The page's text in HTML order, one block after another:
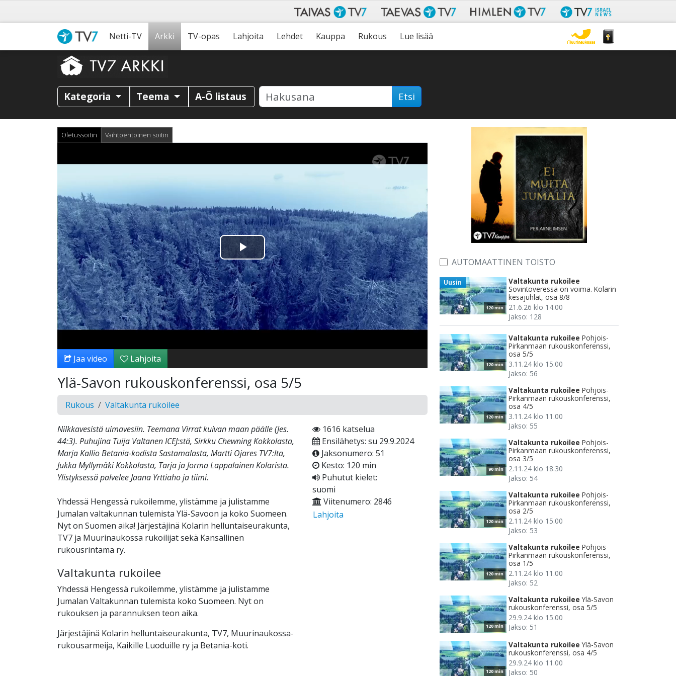
Netti-TV Arkki TV-opas Lahjoita Lehdet Kauppa Rukous Lue lisää
Kategoria Teema A-Ö listaus Etsi
Oletussoitin Vaihtoehtoinen soitin
Toista
Video
Jaa video Lahjoita
Ylä-Savon rukouskonferenssi, osa 5/5
Rukous Valtakunta rukoilee
Nilkkavesistä uimavesiin. Teemana Virrat kuivan maan päälle (Jes.
44:3). Puhujina Tuija Valtanen ICEJ:stä, Sirkku Chewning Kokkolasta,
Marja Kallio Betania-kodista Sastamalasta, Martti Ojares TV7:lta,
Jukka Myllymäki Kokkolasta, Tarja ja Jorma Lappalainen Kolarista.
Ylistyksessä palvelee Jaana Yrttiaho ja tiimi.
Yhdessä Hengessä rukoilemme, ylistämme ja julistamme
Jumalan valtakunnan tulemista Ylä-Savoon ja koko Suomeen.
Nyt on Suomen aika! Järjestäjinä Kolarin helluntaiseurakunta,
TV7 ja Muurinaukossa rukoilijat sekä Kansallinen
rukousrintama ry.
Valtakunta rukoilee
Yhdessä Hengessä rukoilemme, ylistämme ja julistamme
Jumalan Valtakunnan tulemista koko Suomeen. Nyt on
rukouksen ja parannuksen teon aika.
Järjestäjinä Kolarin helluntaiseurakunta, TV7, Muurinaukossa-
rukousarmeija, Kaikille Luoduille ry ja Betania-koti.
1616 katselua
Ensilähetys: su 29.9.2024
Jaksonumero: 51
Kesto: 120 min
Puhutut kielet:
suomi
Viitenumero: 2846
Lahjoita
AUTOMAATTINEN TOISTO
120 min
Uusin
Valtakunta rukoilee
Sovintoveressä on voima. Kolarin
kesäjuhlat, osa 8/8
21.6.26 klo 14.00
Jakso: 128
120 min
Valtakunta rukoilee Pohjois-
Pirkanmaan rukouskonferenssi,
osa 5/5
3.11.24 klo 15.00
Jakso: 56
120 min
Valtakunta rukoilee Pohjois-
Pirkanmaan rukouskonferenssi,
osa 4/5
3.11.24 klo 11.00
Jakso: 55
90 min
Valtakunta rukoilee Pohjois-
Pirkanmaan rukouskonferenssi,
osa 3/5
2.11.24 klo 18.30
Jakso: 54
120 min
Valtakunta rukoilee Pohjois-
Pirkanmaan rukouskonferenssi,
osa 2/5
2.11.24 klo 15.00
Jakso: 53
120 min
Valtakunta rukoilee Pohjois-
Pirkanmaan rukouskonferenssi,
osa 1/5
2.11.24 klo 11.00
Jakso: 52
120 min
Valtakunta rukoilee Ylä-Savon
rukouskonferenssi, osa 5/5
29.9.24 klo 15.00
Jakso: 51
120 min
Valtakunta rukoilee Ylä-Savon
rukouskonferenssi, osa 4/5
29.9.24 klo 11.00
Jakso: 50